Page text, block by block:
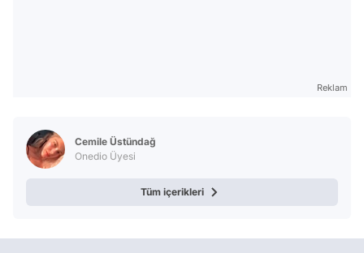
Reklam
Cemile Üstündağ
Onedio Üyesi
Tüm içerikleri